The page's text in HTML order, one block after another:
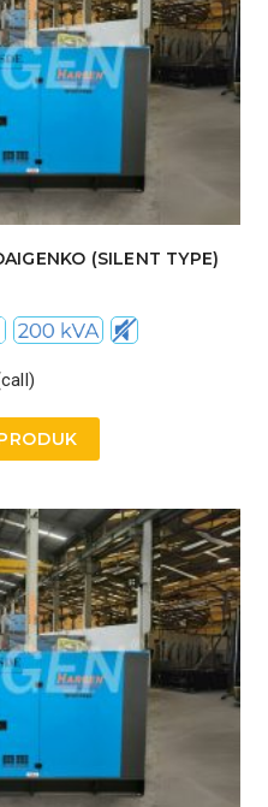
(SILENT TYPE)